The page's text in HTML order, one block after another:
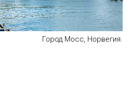
Город Мосс, Норвегия.